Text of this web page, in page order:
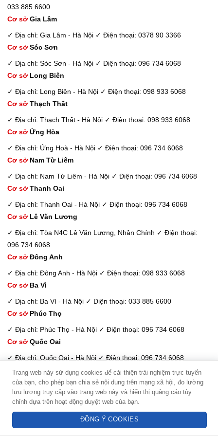
033 885 6600
Cơ sở Gia Lâm
✓ Địa chỉ: Gia Lâm - Hà Nội ✓ Điện thoại: 0378 90 3366
Cơ sở Sóc Sơn
✓ Địa chỉ: Sóc Sơn - Hà Nội ✓ Điện thoại: 096 734 6068
Cơ sở Long Biên
✓ Địa chỉ: Long Biên - Hà Nội ✓ Điện thoại: 098 933 6068
Cơ sở Thạch Thất
✓ Địa chỉ: Thạch Thất - Hà Nội ✓ Điện thoại: 098 933 6068
Cơ sở Ứng Hòa
✓ Địa chỉ: Ứng Hoà - Hà Nội ✓ Điện thoại: 096 734 6068
Cơ sở Nam Từ Liêm
✓ Địa chỉ: Nam Từ Liêm - Hà Nội ✓ Điện thoại: 096 734 6068
Cơ sở Thanh Oai
✓ Địa chỉ: Thanh Oai - Hà Nội ✓ Điện thoại: 096 734 6068
Cơ sở Lê Văn Lương
✓ Địa chỉ: Tòa N4C Lê Văn Lương, Nhân Chính ✓ Điện thoại:
096 734 6068
Cơ sở Đông Anh
✓ Địa chỉ: Đông Anh - Hà Nội ✓ Điện thoại: 098 933 6068
Cơ sở Ba Vì
✓ Địa chỉ: Ba Vì - Hà Nội ✓ Điện thoại: 033 885 6600
Cơ sở Phúc Thọ
✓ Địa chỉ: Phúc Thọ - Hà Nội ✓ Điện thoại: 096 734 6068
Cơ sở Quốc Oai
✓ Địa chỉ: Quốc Oai - Hà Nội ✓ Điện thoại: 096 734 6068
Cơ sởMỹ Đức
✓ Địa chỉ: Mỹ Đức - Hà Nội✓ Điện thoại: 096 734 6068
Cơ sở
Bắc Từ Liêm
✓ Địa chỉ: Bắc Từ Liêm - Hà Nội✓ Điện thoại: 096 734 6068
Cơ sởThường Tín
Trang web này sử dụng cookies để cải thiện trải nghiệm trực tuyến
của bạn, cho phép bạn chia sẻ nội dung trên mạng xã hội, đo lường
lưu lượng truy cập vào trang web này và hiển thị quảng cáo tùy
chỉnh dựa trên hoạt động duyệt web của bạn.
ĐỒNG Ý COOKIES
Kim Dung - Tư vấn viên
Hotline: 094 3838 278